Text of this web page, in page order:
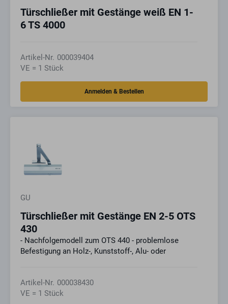
Türschließer mit Gestänge weiß EN 1-
6 TS 4000
Artikel-Nr. 000039404
VE = 1 Stück
GU
Türschließer mit Gestänge EN 2-5 OTS
430
- Nachfolgemodell zum OTS 440 - problemlose
Befestigung an Holz-, Kunststoff-, Alu- oder
Artikel-Nr. 000038430
VE = 1 Stück